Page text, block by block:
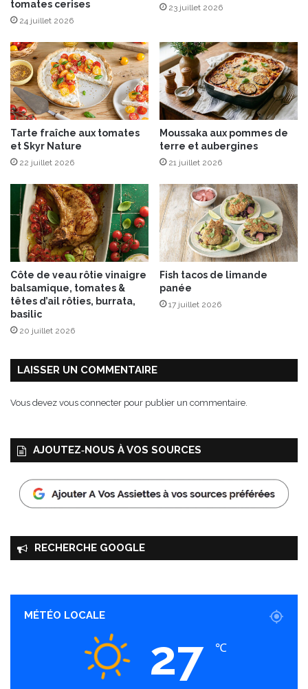
d
u
é
r
i
g
o
r
d
m
o
x
tomates cerises
24 juillet 2026
23 juillet 2026
Tarte fraîche aux tomates
et Skyr Nature
22 juillet 2026
Moussaka aux pommes de
terre et aubergines
21 juillet 2026
Côte de veau rôtie vinaigre
balsamique, tomates &
têtes d’ail rôties, burrata,
basilic
20 juillet 2026
Fish tacos de limande
panée
17 juillet 2026
LAISSER UN COMMENTAIRE
Vous devez vous connecter pour publier un commentaire.
AJOUTEZ‑NOUS À VOS SOURCES
RECHERCHE GOOGLE
MÉTÉO LOCALE
27 ℃